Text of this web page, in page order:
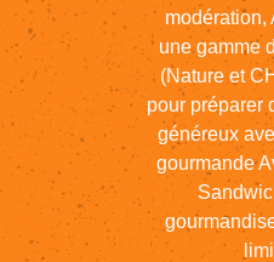
modération,
une gamme
(Nature et
pour préparer
généreux
gourmande